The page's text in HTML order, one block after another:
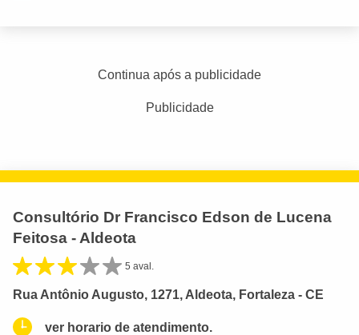
Continua após a publicidade
Publicidade
Consultório Dr Francisco Edson de Lucena
Feitosa - Aldeota
5 aval.
Rua Antônio Augusto, 1271, Aldeota, Fortaleza - CE
ver horario de atendimento.